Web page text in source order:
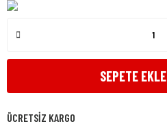
SEPETE EKLE
ÜCRETSİZ KARGO